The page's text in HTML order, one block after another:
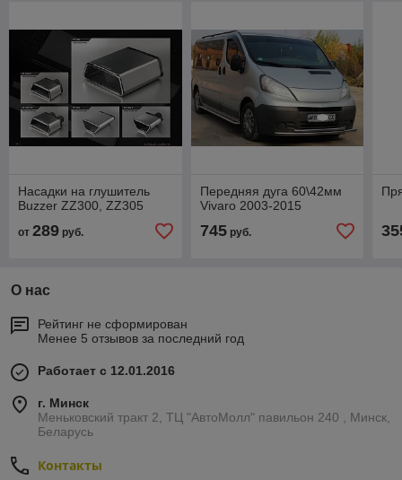
Насадки на глушитель
Buzzer ZZ300, ZZ305
от 289 руб.
Передняя дуга 60\42мм
Vivaro 2003-2015
745руб.
О нас
Рейтинг не сформирован
Менее 5 отзывов за последний год
Работает с 12.01.2016
г. Минск
Меньковский тракт 2, ТЦ "АвтоМолл" павильон 240 , Минск,
Беларусь
Контакты